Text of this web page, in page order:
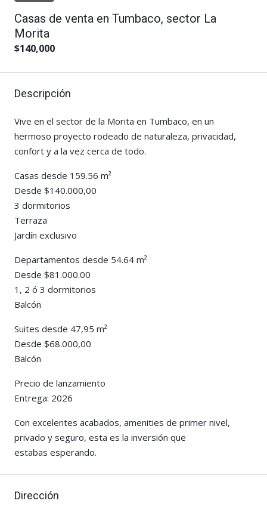
Casas de venta en Tumbaco, sector La
Morita
$140,000
Descripción
Vive en el sector de la Morita en Tumbaco, en un
hermoso proyecto rodeado de naturaleza, privacidad,
confort y a la vez cerca de todo.
Casas desde 159.56 m²
Desde $140.000,00
3 dormitorios
Terraza
Jardín exclusivo
Departamentos desde 54.64 m²
Desde $81.000.00
1, 2 ó 3 dormitorios
Balcón
Suites desde 47,95 m²
Desde $68.000,00
Balcón
Precio de lanzamiento
Entrega: 2026
Con excelentes acabados, amenities de primer nivel,
privado y seguro, esta es la inversión que
estabas esperando.
Dirección